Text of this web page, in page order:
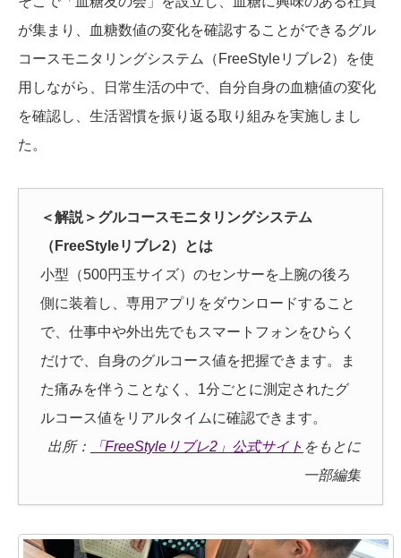
が集まり、血糖数値の変化を確認することができるグル
コースモニタリングシステム（FreeStyleリブレ2）を使
用しながら、日常生活の中で、自分自身の血糖値の変化
を確認し、生活習慣を振り返る取り組みを実施しまし
た。
＜解説＞グルコースモニタリングシステム
（FreeStyleリブレ2）とは
小型（500円玉サイズ）のセンサーを上腕の後ろ
側に装着し、専用アプリをダウンロードすること
で、仕事中や外出先でもスマートフォンをひらく
だけで、自身のグルコース値を把握できます。ま
た痛みを伴うことなく、1分ごとに測定されたグ
ルコース値をリアルタイムに確認できます。
出所：
「FreeStyleリブレ2」公式サイト をもとに
一部編集